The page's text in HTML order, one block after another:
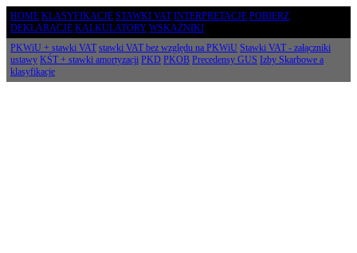
HOME KLASYFIKACJE STAWKI VAT INTERPRETACJE POBIERZ
DEKLARACJE KALKULATORY WSKAŹNIKI
PKWiU + stawki VAT stawki VAT bez względu na PKWiU Stawki VAT - załączniki
ustawy KŚT + stawki amortyzacji PKD PKOB Precedensy GUS Izby Skarbowe a
klasyfikacje